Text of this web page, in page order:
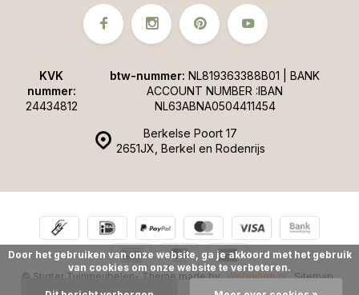
Berkelse Poort 17
2651JX, Berkel en Rodenrijs
KVK
nummer:
24434812
btw-nummer: NL819363388B01 | BANK
ACCOUNT NUMBER :IBAN
NL63ABNA0504411454
© Stigter Tuinmeubelen- Theme made by Webdinge.nl Sitemap
Door het gebruiken van onze website, ga je akkoord met het gebruik
van cookies om onze website te verbeteren.